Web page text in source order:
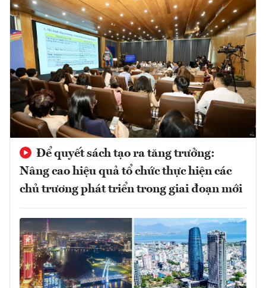
Để quyết sách tạo ra tăng trưởng:
Nâng cao hiệu quả tổ chức thực hiện các
chủ trương phát triển trong giai đoạn mới